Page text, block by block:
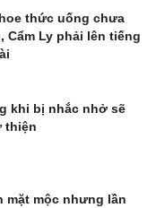
thức uống chưa
Cẩm Ly phải lên tiếng
khi bị nhắc nhở sẽ
thiện
mặt mộc nhưng lần